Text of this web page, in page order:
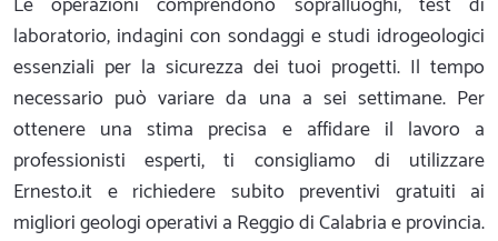
laboratorio, indagini con sondaggi e studi idrogeologici
essenziali per la sicurezza dei tuoi progetti. Il tempo
necessario può variare da una a sei settimane. Per
ottenere una stima precisa e affidare il lavoro a
professionisti esperti, ti consigliamo di utilizzare
Ernesto.it e richiedere subito preventivi gratuiti ai
migliori geologi operativi a Reggio di Calabria e provincia.